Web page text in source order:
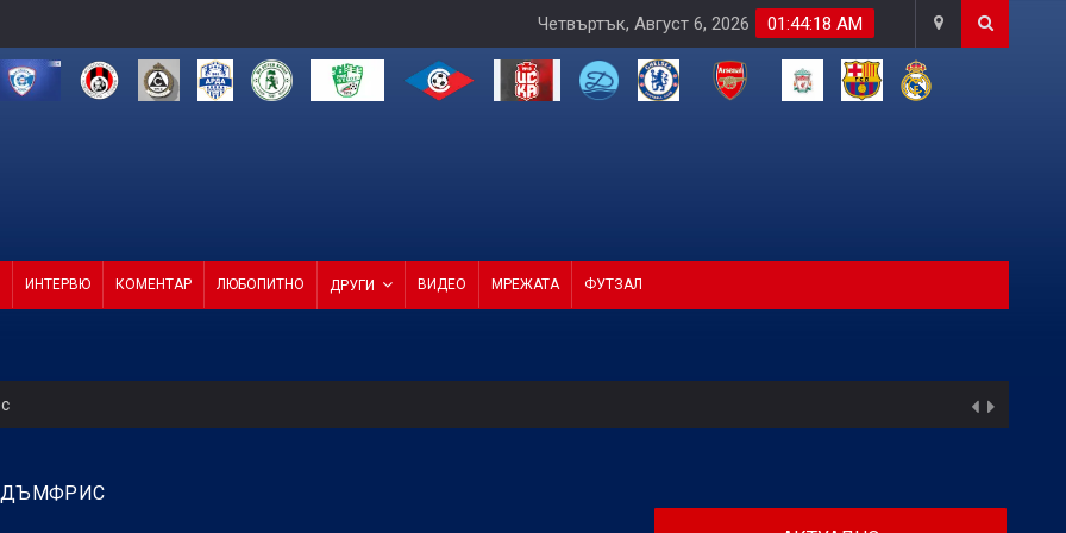
01:44:19 AM
Четвъртък, Август 6, 2026
ИНТЕРВЮ КОМЕНТАР ЛЮБОПИТНО ДРУГИ ВИДЕО МРЕЖАТА ФУТЗАЛ
Панатинайкос! (ВИДЕО)
ДЪМФРИС